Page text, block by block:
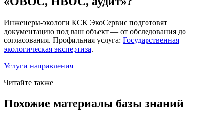
Инженеры-экологи КСК ЭкоСервис подготовят
документацию под ваш объект — от обследования до
согласования. Профильная услуга: Государственная
экологическая экспертиза.
Услуги направления
Читайте также
Похожие материалы базы знаний